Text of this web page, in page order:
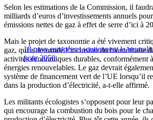
Selon les estimations de la Commission, il
milliards d’euros d’investissements annuels
émissions nettes de gaz à effet de serre d’ici à
18 pays européens soutiennent la
pour 2050
Mais le projet de taxonomie a été vivement
gaz, qui a demandé l’inclusion du biométhane
activités économiques durables, conformément
énergies renouvelables. Le gaz devrait
système de financement vert de l’UE lorsqu’il
dans la production d’électricité, a-t-elle affirmé.
Les militants écologistes s’opposent pour leur
qui encourage la combustion du bois pour le